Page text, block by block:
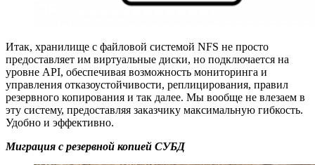
Итак, хранилище с файловой системой NFS не просто
предоставляет им виртуальные диски, но подключается на
уровне API, обеспечивая возможность мониторинга и
управления отказоустойчивости, реплицирования, правил
резервного копирования и так далее. Мы вообще не влезаем в
эту систему, предоставляя заказчику максимальную гибкость.
Удобно и эффективно.
Миграция с резервной копией СУБД